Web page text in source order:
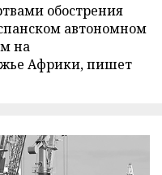
обострения
автономном
на
Африки, пишет